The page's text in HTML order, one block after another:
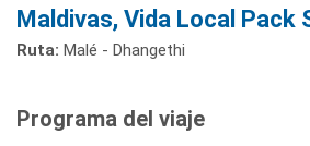
Maldivas, Vida Local Pack
Ruta: Malé - Dhangethi
Programa del viaje